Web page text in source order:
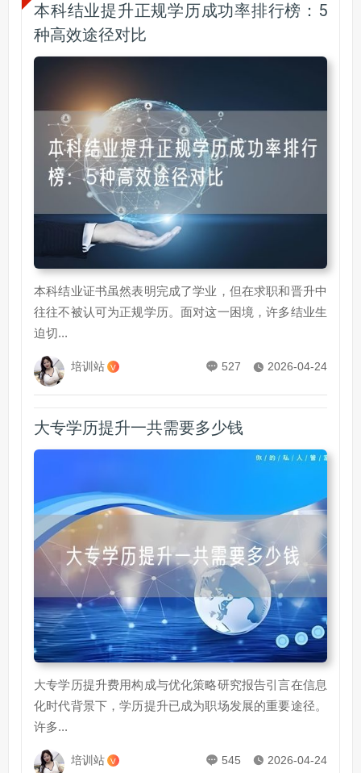
本科结业提升正规学历成功率排行榜：5
种高效途径对比
本科结业证书虽然表明完成了学业，但在求职和晋升中
往往不被认可为正规学历。面对这一困境，许多结业生
迫切...
培训站 V 2026-04-24
527
大专学历提升一共需要多少钱
大专学历提升费用构成与优化策略研究报告引言在信息
化时代背景下，学历提升已成为职场发展的重要途径。
许多...
培训站 V 2026-04-24
545